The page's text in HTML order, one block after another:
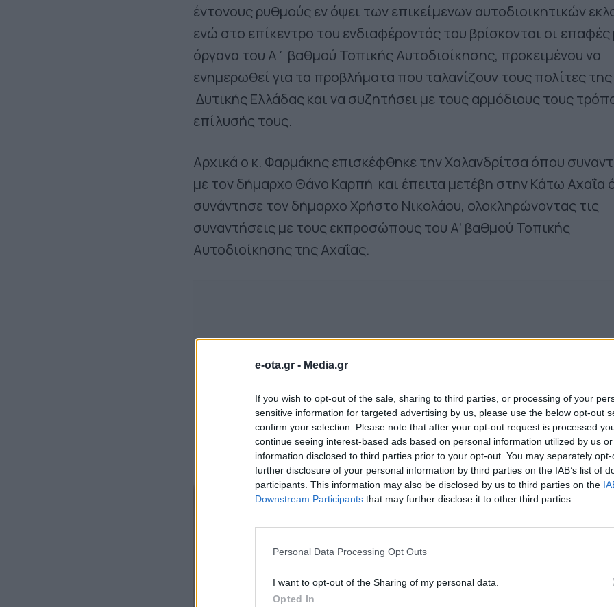
e-ota.gr - Media.gr
If you wish to opt-out of the sale, sharing to third parties, or processing of your
sensitive information for targeted advertising by us, please use the below opt-out
confirm your selection. Please note that after your opt-out request is processed
continue seeing interest-based ads based on personal information utilized by us
information disclosed to third parties prior to your opt-out. You may separately
further disclosure of your personal information by third parties on the IAB’s list of
participants. This information may also be disclosed by us to third parties on the
Downstream Participants that may further disclose it to other third parties.
Personal Data Processing Opt Outs
I want to opt-out of the Sharing of my personal data.
Opted In
έντονους ρυθμούς εν όψει των επικείμενων αυτοδιοικητικών
ενώ στο επίκεντρο του ενδιαφέροντός του βρίσκονται οι επαφές
όργανα του Α΄ βαθμού Τοπικής Αυτοδιοίκησης, προκειμένου να
ενημερωθεί για τα προβλήματα που ταλανίζουν τους πολίτες της
Δυτικής Ελλάδας και να συζητήσει με τους αρμόδιους τους
επίλυσής τους.
Αρχικά ο κ. Φαρμάκης επισκέφθηκε την Χαλανδρίτσα όπου
με τον δήμαρχο Θάνο Καρπή και έπειτα μετέβη στην Κάτω Αχαΐα
συνάντησε τον δήμαρχο Χρήστο Νικολάου, ολοκληρώνοντας τις
συναντήσεις με τους εκπροσώπους του Α’ βαθμού Τοπικής
Αυτοδιοίκησης της Αχαΐας.